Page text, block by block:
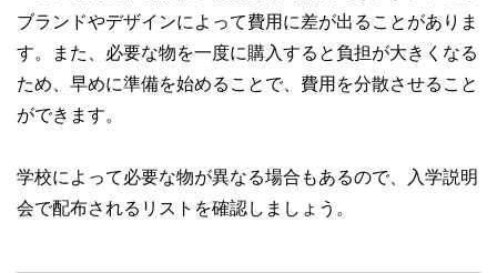
ブランドやデザインによって費用に差が出ることがありま
す。また、必要な物を一度に購入すると負担が大きくなる
ため、早めに準備を始めることで、費用を分散させること
ができます。
学校によって必要な物が異なる場合もあるので、入学説明
会で配布されるリストを確認しましょう。